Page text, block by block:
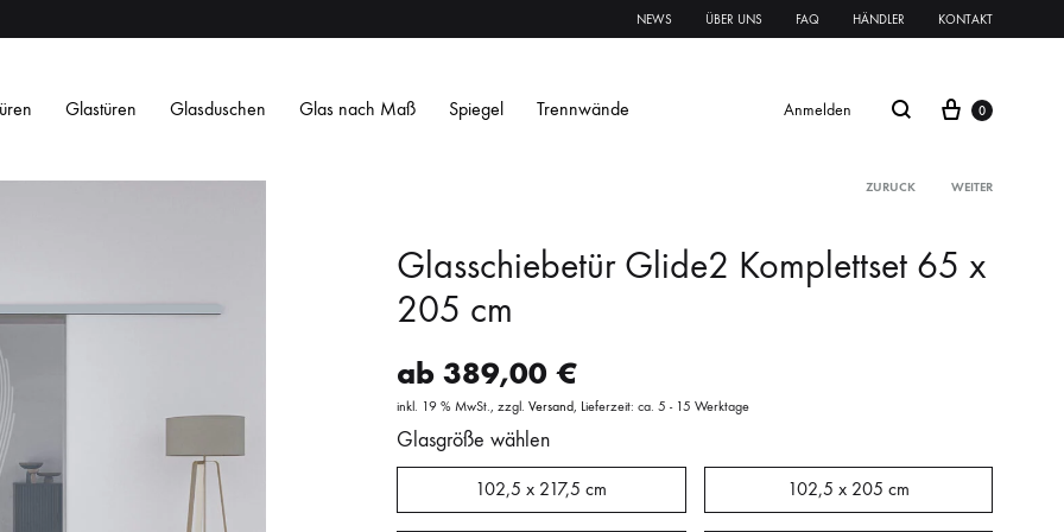
NEWS ÜBER UNS FAQ HÄNDLER KONTAKT
Loft
Glastüren
Loft
Glasduschen Glas nach Maß
Getöntes ESG Ornament ESG Klares VSG
Spiegel Trennwände Anmelden 0
ZURÜCK WEITER
Glasschiebetür Glide2 Komplettset 65 x
205 cm
ab 389,00 €
inkl. 19 % MwSt. zzgl. Versand Lieferzeit: ca. 5 - 15 Werktage
Glasgröße wählen
102,5 x 217,5 cm 102,5 x 205 cm